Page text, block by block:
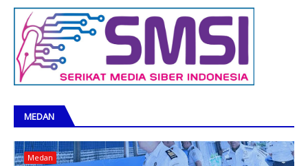
MEDAN
Medan